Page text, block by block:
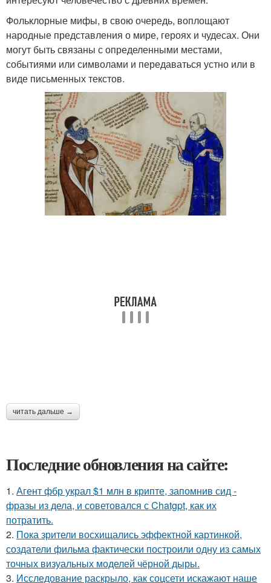
Фольклорные мифы, в свою очередь, воплощают
народные представления о мире, героях и чудесах. Они
могут быть связаны с определенными местами,
событиями или символами и передаваться устно или в
виде письменных текстов.
читать дальше →
Последние обновления на сайте:
1. Агент фбр украл $1 млн в крипте, запомнив сид -
фразы из дела, и советовался с Chatgpt, как их
потратить.
2. Пока зрители восхищались эффектной картинкой,
создатели фильма фактически построили одну из самых
точных визуальных моделей чёрной дыры.
3. Исследование раскрыло, как соцсети искажают наше